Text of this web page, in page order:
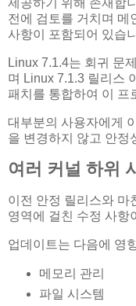
제공하기 위해 존재합
전에 검토를 거치며 메
사항이 포함되어 있습
Linux 7.1.4는 회귀 문
며 Linux 7.1.3 릴리스
패치를 통합하여 이 프
대부분의 사용자에게
을 변경하지 않고 안정
여러 커널 하위
이전 안정 릴리스와 마
영역에 걸친 수정 사항
업데이트는 다음에 영
메모리 관리
파일 시스템